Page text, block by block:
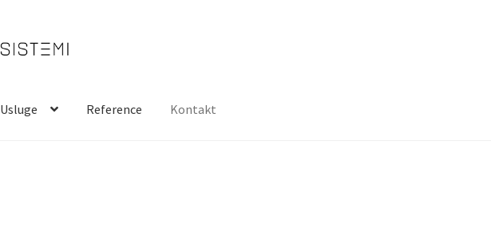
Usluge Reference Kontakt